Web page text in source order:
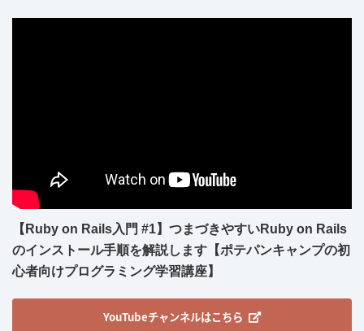
【Ruby on Rails入門 #1】つまづきやすいRuby on Rails
のインストール手順を解説します【ポテパンキャンプの初
心者向けプログラミング学習講座】
YouTubeチャンネルはこちら